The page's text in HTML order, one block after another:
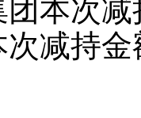
本次
减持